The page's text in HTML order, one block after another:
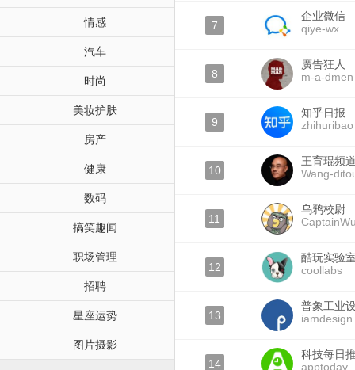
情感
汽车
时尚
美妆护肤
房产
健康
数码
搞笑趣闻
职场管理
招聘
星座运势
图片摄影
7
企业微信
qiye-wx
8
廣告狂人
m-a-dmen
9
知乎日报
zhihuribao
10
王育琨频
Wang-
11
乌鸦校尉
12
酷玩实验
coollabs
13
普象工业
iamdesign
14
科技每日
apptoday